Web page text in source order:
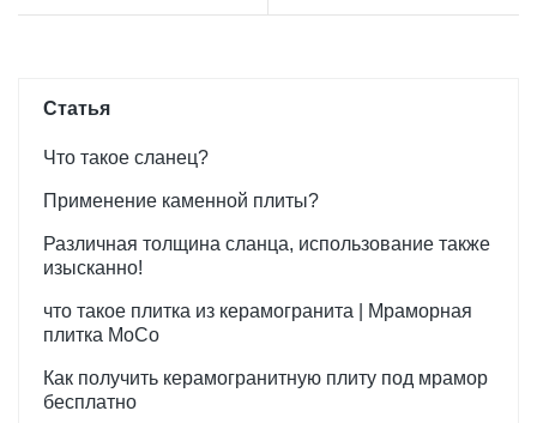
поверхностью серого цвета
репутацией на рынке.
Wood Grain Finish Floor с
Настенные полы Kajaria
потребностями.
Статья
Что такое сланец?
Применение каменной плиты?
Различная толщина сланца, использование также
изысканно!
что такое плитка из керамогранита | Мраморная
плитка MoCo
Как получить керамогранитную плиту под мрамор
бесплатно